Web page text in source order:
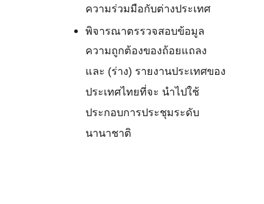
ความร่วมมือกับต่างประเทศ
พิจารณาตรรวจสอบข้อมูล
ความถูกต้องของถ้อยแถลง
และ (ร่าง) รายงานประเทศของ
ประเทศไทยที่จะ นำไปใช้
ประกอบการประชุมระดับ
นานาชาติ